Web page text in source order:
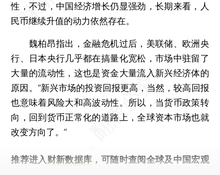
性，不过，中国经济增长仍显强劲，长期来看，人
民币继续升值的动力依然存在。
魏柏昂指出，金融危机过后，美联储、欧洲央
行、日本央行几乎都在搞量化宽松，市场中驻留了
大量的流动性，这也是资金大量流入新兴经济体的
原因。“新兴市场的投资回报更高，当然，较高回报
也意味着风险大和高波动性。所以，当货币政策转
向，回到货币正常化的道路上，全球资本市场也就
改变方向了。”
推荐进入 财新数据库 ，可随时查阅全球及中国宏观